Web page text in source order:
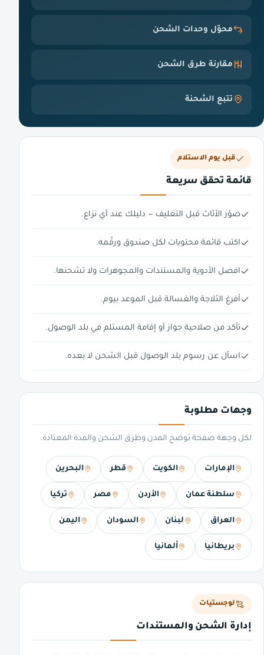
محوّل وحدات الشحن
مقارنة طرق الشحن
تتبع الشحنة
قبل يوم الاستلام
قائمة تحقق سريعة
صوّر الأثاث قبل التغليف — دليلك عند أي نزاع.
اكتب قائمة محتويات لكل صندوق ورقّمه.
افصل الأدوية والمستندات والمجوهرات ولا تشحنها.
أفرغ الثلاجة والغسالة قبل الموعد بيوم.
تأكد من صلاحية جواز أو إقامة المستلم في بلد الوصول.
اسأل عن رسوم بلد الوصول قبل الشحن لا بعده.
وجهات مطلوبة
لكل وجهة صفحة توضح المدن وطرق الشحن والمدة المعتادة.
الإمارات الكويت قطر البحرين
سلطنة عمان الأردن مصر تركيا
العراق لبنان السودان اليمن
بريطانيا ألمانيا
لوجستيات
إدارة الشحن والمستندات